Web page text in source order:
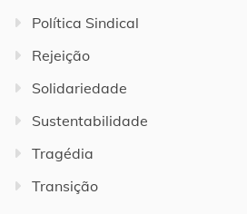
Política Sindical
Rejeição
Solidariedade
Sustentabilidade
Tragédia
Transição